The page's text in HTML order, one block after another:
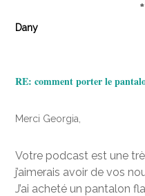
Dany
RE:comment porter le
Merci Georgia,
Votre podcast est une
j’aimerais avoir de vos
J’ai acheté un pantalon